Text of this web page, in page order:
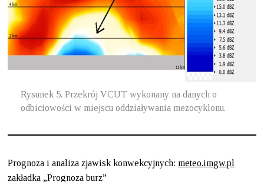
Rysunek 5. Przekrój VCUT wykonany na danych o
odbiciowości w miejscu oddziaływania mezocyklonu.
Prognoza i analiza zjawisk konwekcyjnych: meteo.imgw.pl
zakładka „Prognoza burz”